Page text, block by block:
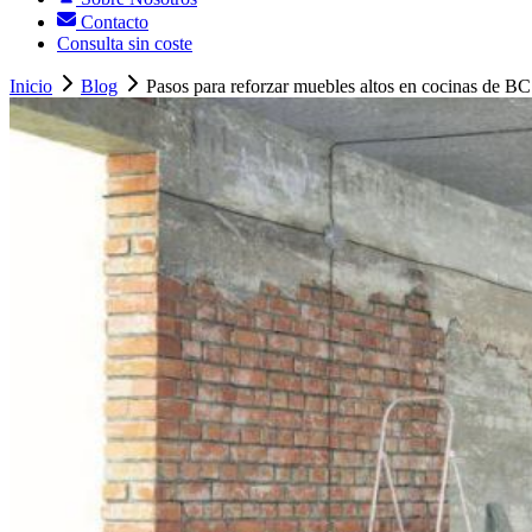
Contacto
Consulta sin coste
Inicio Blog Pasos para reforzar muebles altos en cocinas de